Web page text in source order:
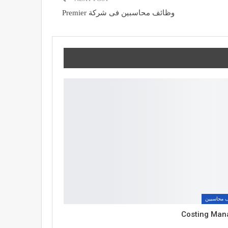
وظائف محاسبين فى شركة Premier
محاسبين
Costing